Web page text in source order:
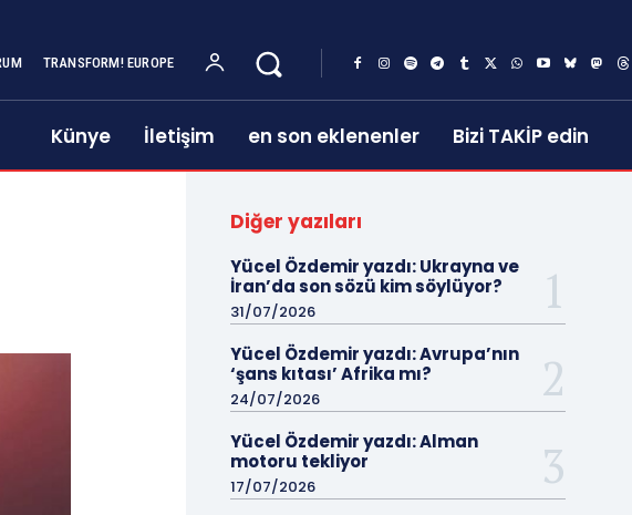
TRANSFORM! EUROPE
Künye İletişim en son eklenenler Bizi TAKİP edin
Diğer yazıları
Yücel Özdemir yazdı: Ukrayna ve
İran’da son sözü kim söylüyor?
31/07/2026
Yücel Özdemir yazdı: Avrupa’nın
‘şans kıtası’ Afrika mı?
24/07/2026
Yücel Özdemir yazdı: Alman
motoru tekliyor
17/07/2026